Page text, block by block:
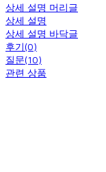
상세 설명 머리글
상세 설명
상세 설명 바닥글
후기(0)
질문(10)
관련 상품